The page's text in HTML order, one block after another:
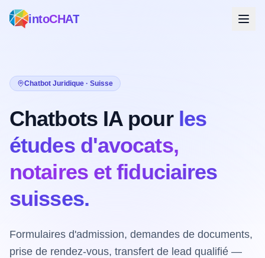
intoCHAT
Chatbot Juridique · Suisse
Chatbots IA pour les
études d'avocats,
notaires et fiduciaires
suisses.
Formulaires d'admission, demandes de documents,
prise de rendez-vous, transfert de lead qualifié —